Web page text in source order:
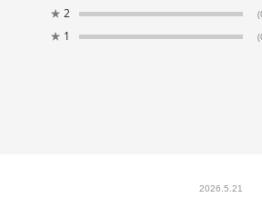
★ 2
★ 1
2026.5.21